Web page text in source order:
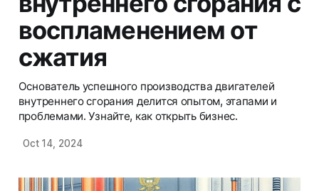
воспламенением от
сжатия
Основатель успешного производства двигателей
внутреннего сгорания делится опытом, этапами и
проблемами. Узнайте, как открыть бизнес.
Oct 14, 2024